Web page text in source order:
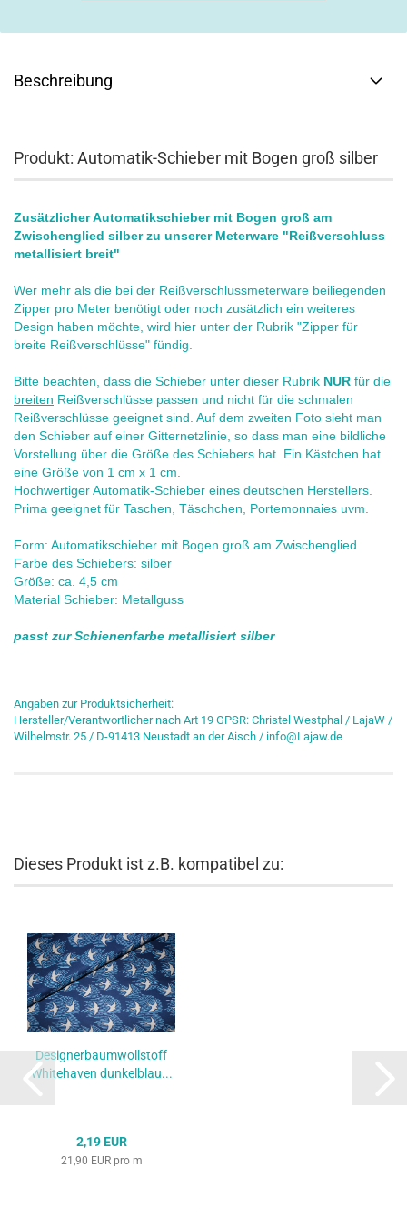
Beschreibung
Produkt: Automatik-Schieber mit Bogen groß silber
Zusätzlicher Automatikschieber mit Bogen groß am
Zwischenglied silber zu unserer Meterware "Reißverschluss
metallisiert breit"
Wer mehr als die bei der Reißverschlussmeterware beiliegenden
Zipper pro Meter benötigt oder noch zusätzlich ein weiteres
Design haben möchte, wird hier unter der Rubrik "Zipper für
breite Reißverschlüsse" fündig.
Bitte beachten, dass die Schieber unter dieser Rubrik NUR für die
breiten Reißverschlüsse passen und nicht für die schmalen
Reißverschlüsse geeignet sind. Auf dem zweiten Foto sieht man
den Schieber auf einer Gitternetzlinie, so dass man eine bildliche
Vorstellung über die Größe des Schiebers hat. Ein Kästchen hat
eine Größe von 1 cm x 1 cm.
Hochwertiger Automatik-Schieber eines deutschen Herstellers.
Prima geeignet für Taschen, Täschchen, Portemonnaies uvm.
Form: Automatikschieber mit Bogen groß am Zwischenglied
Farbe des Schiebers: silber
Größe: ca. 4,5 cm
Material Schieber: Metallguss
passt zur Schienenfarbe metallisiert silber
Angaben zur Produktsicherheit:
Hersteller/Verantwortlicher nach Art 19 GPSR: Christel Westphal / LajaW /
Wilhelmstr. 25 / D-91413 Neustadt an der Aisch / info@Lajaw.de
Dieses Produkt ist z.B. kompatibel zu:
Designerbaumwollstoff
Whitehaven dunkelblau...
2,19 EUR
21,90 EUR pro m